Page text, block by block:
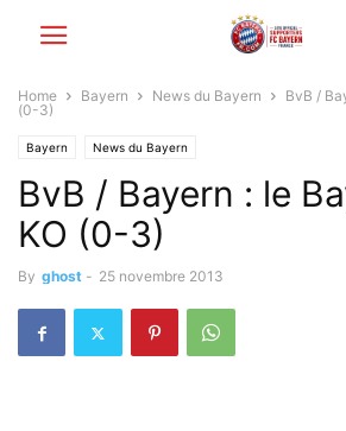
Home Bayern News du Bayern
BvB /
(0-3)
Bayern News du Bayern
BvB / Bayern : le
KO (0-3)
By ghost - 25 novembre 2013